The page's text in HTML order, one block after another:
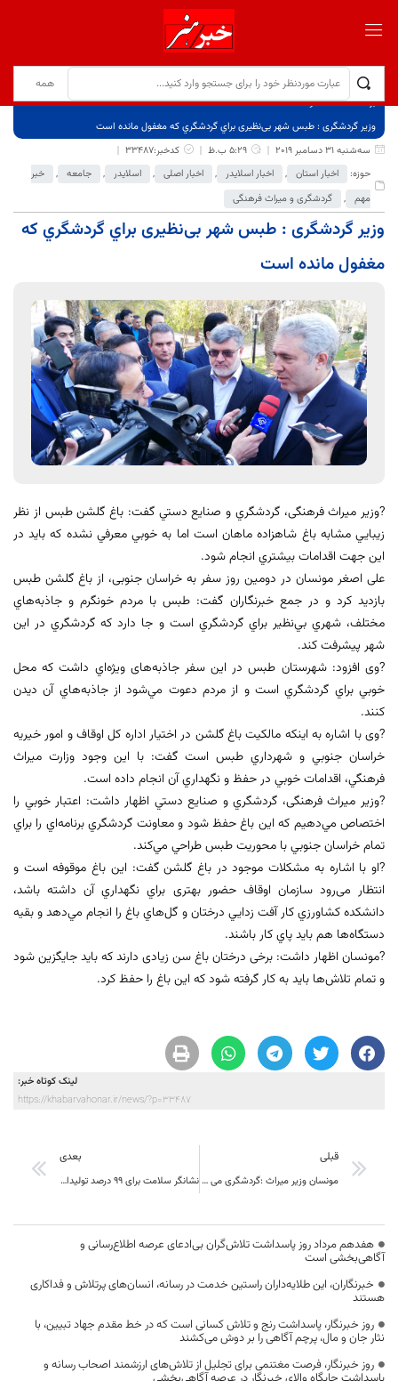
برگ نخست
نوشته‌ها
وزیر گردشگری : طبس شهر بی‌نظیری براي گردشگري که مغفول مانده است
سه‌شنبه 31 دسامبر 2019
5:29 ب.ظ
کدخبر:33487
حوزه:
اخبار استان , اخبار اسلایدر , اخبار اصلی , اسلایدر , جامعه ,
خبر
مهم , گردشگری و میراث فرهنگی
وزیر گردشگری : طبس شهر بی‌نظیری براي گردشگري که
مغفول مانده است
?وزیر میراث فرهنگی، گردشگري و صنايع دستي گفت: باغ گلشن طبس از نظر
زيبايي مشابه باغ شاهزاده ماهان است اما به خوبي معرفي نشده که بايد در
اين جهت اقدامات بيشتري انجام شود.
علی اصغر مونسان در دومین روز سفر به خراسان جنوبی، از باغ گلشن طبس
بازديد کرد و در جمع خبرنگاران گفت: طبس با مردم خونگرم و جاذبه‌هاي
مختلف، شهري بي‌نظير براي گردشگري است و جا دارد که گردشگري در اين
شهر پيشرفت کند.
?وی افزود: شهرستان طبس در این سفر جاذبه‌های ويژه‌اي داشت که محل
خوبي براي گردشگري است و از مردم دعوت مي‌شود از جاذبه‌هاي آن ديدن
کنند.
?وی با اشاره به اینکه مالکیت باغ گلشن در اختيار اداره کل اوقاف و امور خيريه
خراسان جنوبي و شهرداري طبس است گفت: با اين وجود وزارت ميراث
فرهنگي، اقدامات خوبي در حفظ و نگهداري آن انجام داده است.
?وزیر میراث فرهنگی، گردشگري و صنايع دستي اظهار داشت: اعتبار خوبي را
اختصاص مي‌دهيم که اين باغ حفظ شود و معاونت گردشگري برنامه‌اي را براي
تمام خراسان جنوبي با محوريت طبس طراحي مي‌کند.
?او با اشاره به مشکلات موجود در باغ گلشن گفت: این باغ موقوفه است و
انتظار می‌رود سازمان اوقاف حضور بهتری براي نگهداري آن داشته باشد،
دانشکده کشاورزي كار آفت زدايي درختان و گل‌هاي باغ را انجام مي‌دهد و بقيه
دستگاه‌ها هم بايد پاي كار باشند.
?مونسان اظهار داشت: برخی درختان باغ سن زیادی دارند که بايد جايگزين شود
و تمام تلاش‌ها بايد به کار گرفته شود که اين باغ را حفظ كرد.
لینک کوتاه خبر:
https://khabarvahonar.ir/news/?p=33487
قبلی
مونسان وزیر میراث :گردشگری می تواند در ایجاد شغل پایدار و ارزان پیشران باشد
بعدی
نشانگر سلامت برای ۹۹ درصد تولیدات غذایی خراسان جنوبی درج شد
هفدهم مرداد روز پاسداشت تلاش‌گران بی‌ادعای عرصه اطلاع‌رسانی و
آگاهی‌بخشی است
خبرنگاران، این طلایه‌داران راستین خدمت در رسانه، انسان‌های پرتلاش و فداکاری
هستند
روز خبرنگار، پاسداشت رنج و تلاش کسانی است که در خط مقدم جهاد تبیین، با
نثار جان و مال، پرچم آگاهی را بر دوش می‌کشند
روز خبرنگار، فرصت مغتنمی برای تجلیل از تلاش‌های ارزشمند اصحاب رسانه و